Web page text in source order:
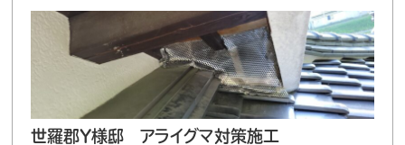
世羅郡Y様邸 アライグマ対策施工